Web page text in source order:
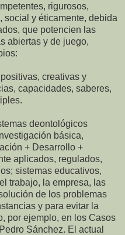
rigurosos,
social y éticamente, debida
que potencien las
abiertas y de juego,
creativas y
capacidades, saberes,
deontológicos
básica,
+ Desarrollo +
aplicados, regulados,
sistemas educativos,
trabajo, la empresa, las
de los problemas
y para evitar la
por ejemplo, en los Casos
Sánchez. El actual